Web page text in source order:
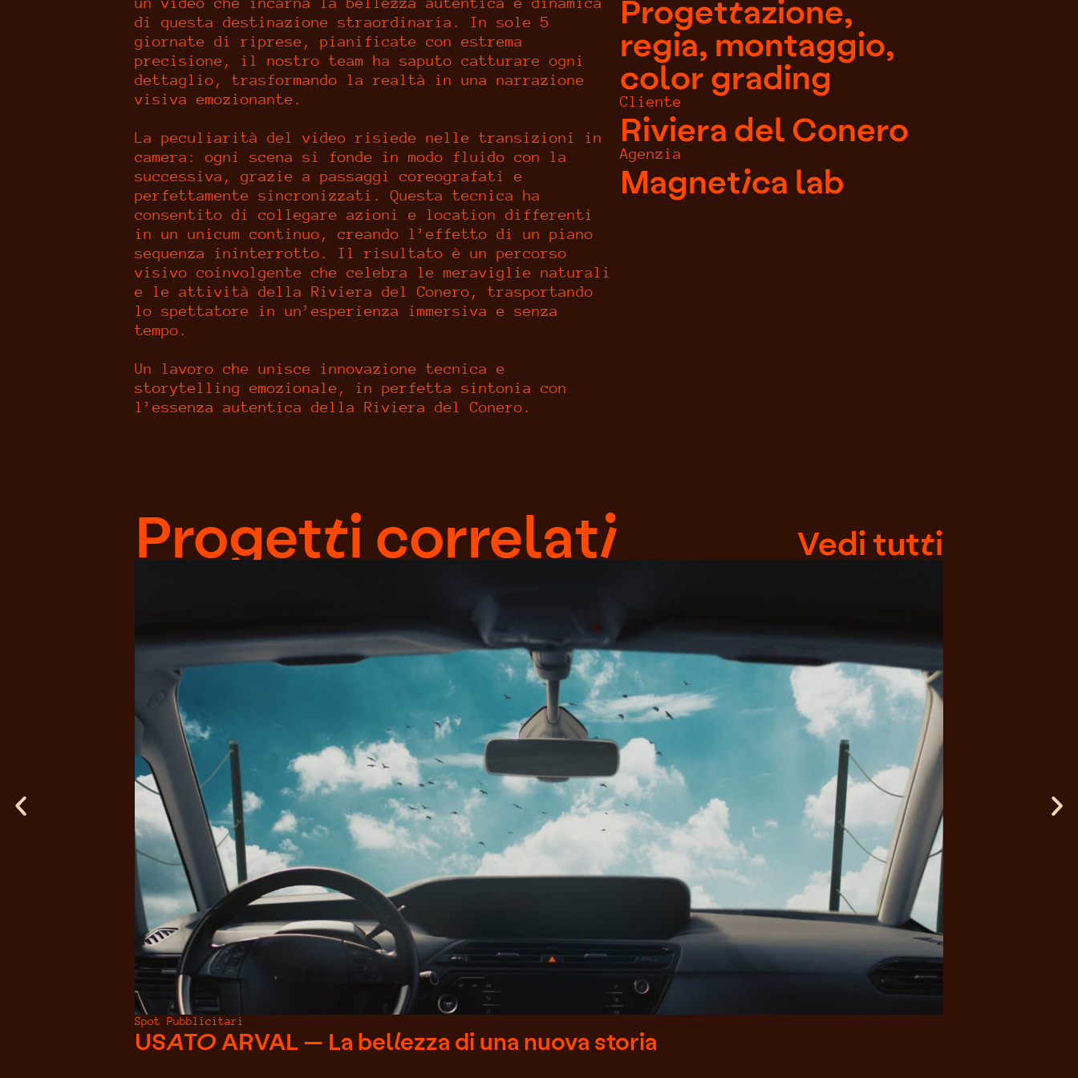
di questa destinazione straordinaria. In sole 5
giornate di riprese, pianificate con estrema
precisione, il nostro team ha saputo catturare ogni
dettaglio, trasformando la realtà in una narrazione
visiva emozionante.
La peculiarità del video risiede nelle transizioni in
camera: ogni scena si fonde in modo fluido con la
successiva, grazie a passaggi coreografati e
perfettamente sincronizzati. Questa tecnica ha
consentito di collegare azioni e location differenti
in un unicum continuo, creando l’effetto di un piano
sequenza ininterrotto. Il risultato è un percorso
visivo coinvolgente che celebra le meraviglie naturali
e le attività della Riviera del Conero, trasportando
lo spettatore in un’esperienza immersiva e senza
tempo.
Un lavoro che unisce innovazione tecnica e
storytelling emozionale, in perfetta sintonia con
l’essenza autentica della Riviera del Conero.
Progettazione,
regia, montaggio,
color grading
Cliente
Riviera del Conero
Agenzia
Magnetica lab
Progetti correlati Vedi tutti
Spot Pubblicitari
USATO ARVAL — La bellezza di una nuova storia